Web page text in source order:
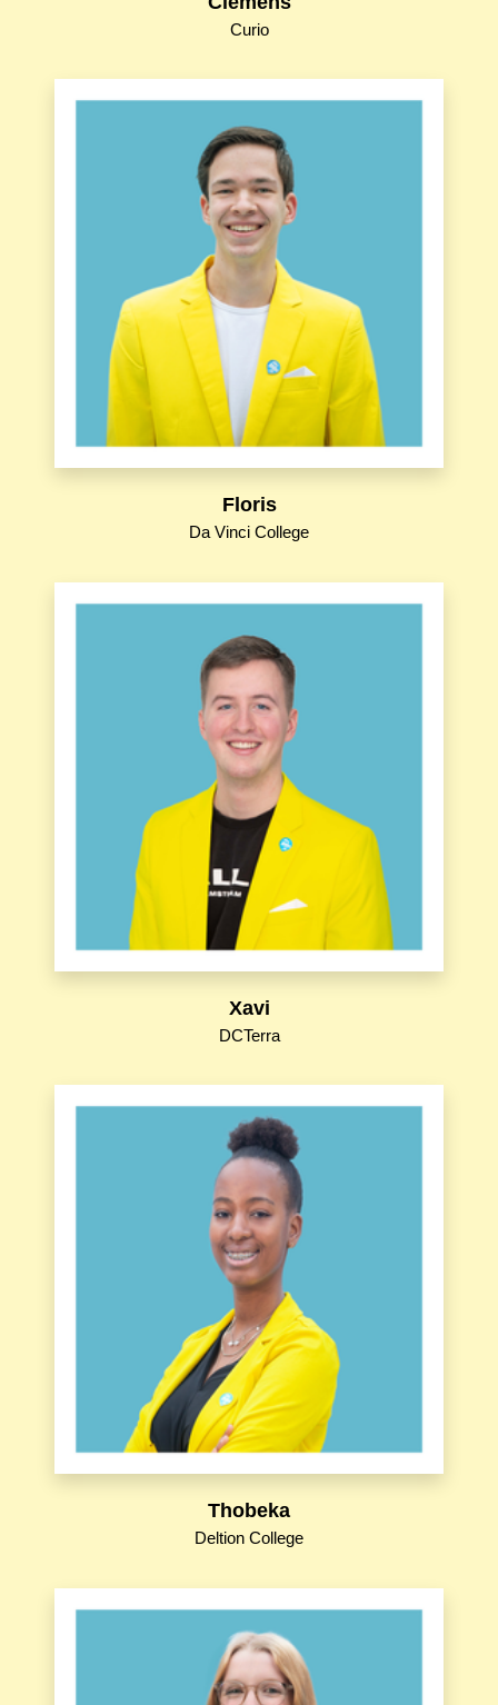
Curio
Floris
Da Vinci College
Xavi
DCTerra
Thobeka
Deltion College